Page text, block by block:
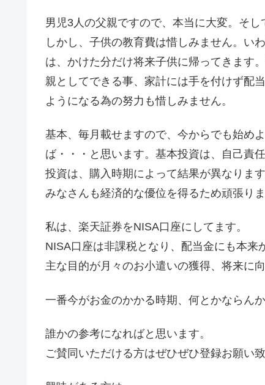
男児3人の父親ですので、本当に大変。そ
しかし、子供の教育費は惜しみません。い
は、かけた分だけ将来子供に帰ってきます
親としてできる事、家計には手を付けず配
ようになる為の努力も惜しみません。
基本、毎月載せますので、今からでも始め
ば・・・と思います。基本投資は、自己責任
投資は、購入時期によって結果が異なりま
みなさんも経済的な優位を得るため頑張り
私は、楽天証券をNISA口座にしてます。
NISA口座は非課税となり、配当金にも本来
主な目的が月々のお小遣いの獲得、将来に
一番今がお金のかかる時期、何とかならん
誰かの参考になればと思います。
ご賛同いただける方はぜひぜひ登録お願い致